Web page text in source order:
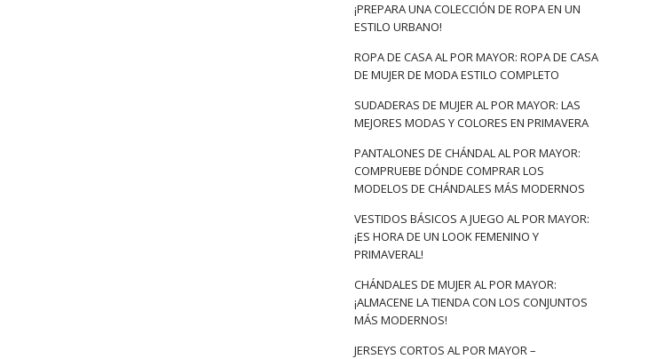
¡PREPARA UNA COLECCIÓN DE ROPA EN UN
ESTILO URBANO!
ROPA DE CASA AL POR MAYOR: ROPA DE CASA
DE MUJER DE MODA ESTILO COMPLETO
SUDADERAS DE MUJER AL POR MAYOR: LAS
MEJORES MODAS Y COLORES EN PRIMAVERA
PANTALONES DE CHÁNDAL AL POR MAYOR:
COMPRUEBE DÓNDE COMPRAR LOS
MODELOS DE CHÁNDALES MÁS MODERNOS
VESTIDOS BÁSICOS A JUEGO AL POR MAYOR:
¡ES HORA DE UN LOOK FEMENINO Y
PRIMAVERAL!
CHÁNDALES DE MUJER AL POR MAYOR:
¡ALMACENE LA TIENDA CON LOS CONJUNTOS
MÁS MODERNOS!
JERSEYS CORTOS AL POR MAYOR –